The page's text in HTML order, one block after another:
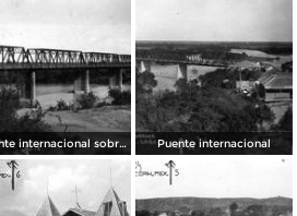
Puente internacional sobre el Río Bravo Puente internacional